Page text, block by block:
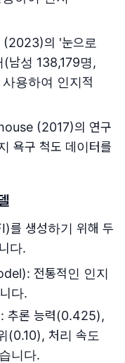
의 '눈으로
남성 138,179명,
용하여 인지적
(2017)의 연구
욕구 척도 데이터를
를 생성하기 위해 두
다.
전통적인 인지
다.
추론 능력(0.425),
(0.10), 처리 속도
니다.